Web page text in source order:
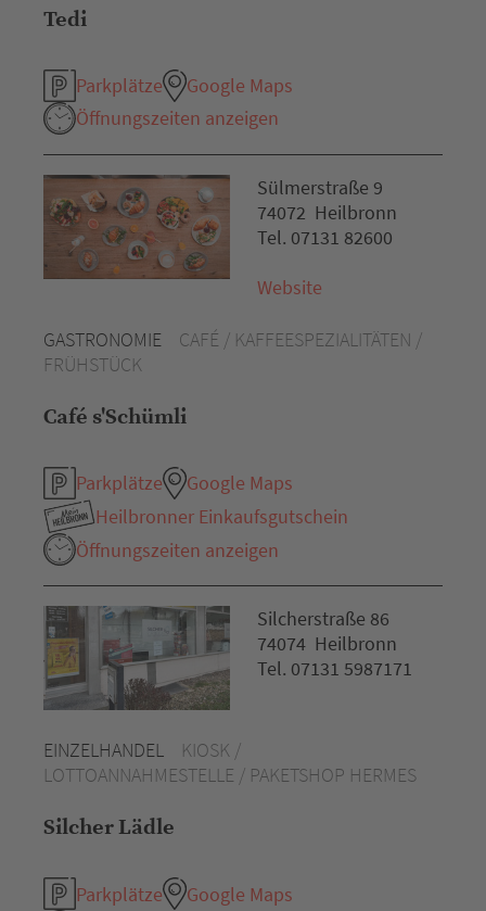
Tedi
Parkplätze
Google Maps
Öffnungszeiten anzeigen
GASTRONOMIE
CAFÉ / KAFFEESPEZIALITÄTEN /
FRÜHSTÜCK
Café s'Schümli
Parkplätze
Google Maps
Heilbronner Einkaufsgutschein
Öffnungszeiten anzeigen
Sülmerstraße 9
74072 Heilbronn
Tel. 07131 82600
Website
EINZELHANDEL
KIOSK /
LOTTOANNAHMESTELLE / PAKETSHOP HERMES
Silcher Lädle
Parkplätze Google Maps
Silcherstraße 86
74074 Heilbronn
Tel. 07131 5987171